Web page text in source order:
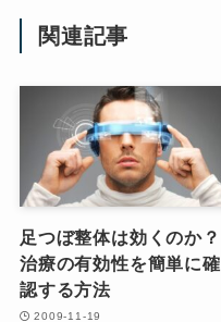
関連記事
足つぼ整体は効くのか？
治療の有効性を簡単に確
認する方法
2009-11-19